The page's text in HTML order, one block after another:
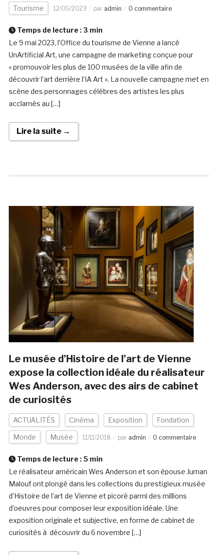
Tourisme 12/05/2023 par admin 0 commentaire
Temps de lecture : 3 min
Le 9 mai 2023, l’Office du tourisme de Vienne a lancé
UnArtificial Art, une campagne de marketing conçue pour
« promouvoir les plus de 100 musées de la ville afin de
découvrir l’art derrière l’IA Art ». La nouvelle campagne met en
scène des personnages célèbres des artistes les plus
acclamés au […]
Lire la suite →
Le musée d’Histoire de l’art de Vienne
expose la collection idéale du réalisateur
Wes Anderson, avec des airs de cabinet
de curiosités
ACTUALITÉS Cinéma Exposition Fondation
Monde Musée 11/11/2018 par admin 0 commentaire
Temps de lecture : 5 min
Le réalisateur américain Wes Anderson et son épouse Juman
Malouf ont plongé dans les collections du prestigieux musée
d’Histoire de l’art de Vienne et picoré parmi des millions
d’oeuvres pour composer leur exposition idéale. Une
exposition originale et subjective, en forme de cabinet de
curiosités à découvrir du 6 novembre […]